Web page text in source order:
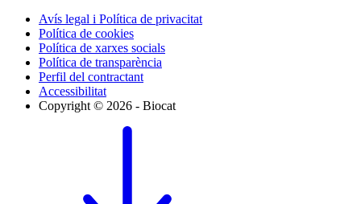
Avís legal i Política de privacitat
Política de cookies
Política de xarxes socials
Política de transparència
Perfil del contractant
Accessibilitat
Copyright © 2026 - Biocat